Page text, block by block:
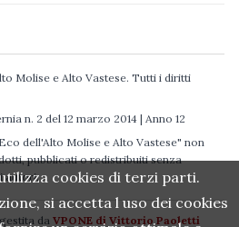
Molise e Alto Vastese. Tutti i diritti
n. 2 del 12 marzo 2014 | Anno 12
dell'Alto Molise e Alto Vastese" non
pubblicati o redistribuiti senza
autori.
da VPONE di Vittorio Paoletti
cookies di terzi parti.
si accetta l uso dei cookies